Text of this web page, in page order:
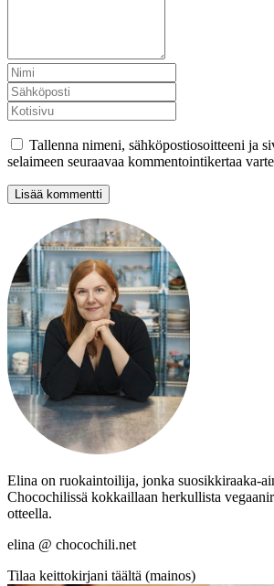
Tallenna nimeni, sähköpostiosoitteeni ja
selaimeen seuraavaa kommentointikertaa
Elina on ruokaintoilija, jonka suosikkiraaka-
Chocochilissä kokkaillaan herkullista
otteella.
elina @ chocochili.net
Tilaa keittokirjani täältä (mainos)